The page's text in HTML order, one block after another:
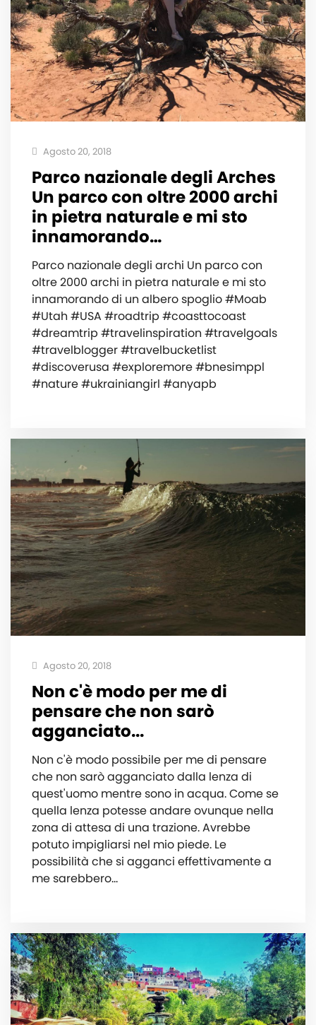
Agosto 20, 2018
Parco nazionale degli Arches
Un parco con oltre 2000 archi
in pietra naturale e mi sto
innamorando…
Parco nazionale degli archi Un parco con
oltre 2000 archi in pietra naturale e mi sto
innamorando di un albero spoglio #Moab
#Utah #USA #roadtrip #coasttocoast
#dreamtrip #travelinspiration #travelgoals
#travelblogger #travelbucketlist
#discoverusa #exploremore #bnesimppl
#nature #ukrainiangirl #anyapb
Agosto 20, 2018
Non c'è modo per me di
pensare che non sarò
agganciato...
Non c'è modo possibile per me di pensare
che non sarò agganciato dalla lenza di
quest'uomo mentre sono in acqua. Come se
quella lenza potesse andare ovunque nella
zona di attesa di una trazione. Avrebbe
potuto impigliarsi nel mio piede. Le
possibilità che si agganci effettivamente a
me sarebbero...